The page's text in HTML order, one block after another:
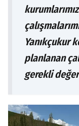
Yanıkçukur
planlanan
gerekli